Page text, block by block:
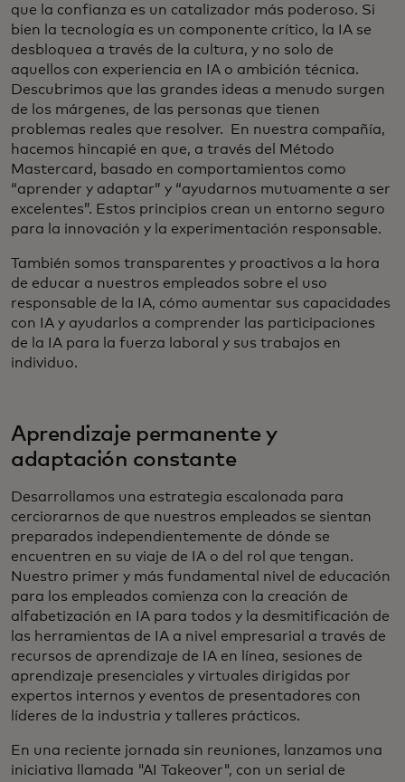
que la confianza es un catalizador más poderoso. Si
bien la tecnología es un componente crítico, la IA se
desbloquea a través de la cultura, y no solo de
aquellos con experiencia en IA o ambición técnica.
Descubrimos que las grandes ideas a menudo surgen
de los márgenes, de las personas que tienen
problemas reales que resolver. En nuestra compañía,
hacemos hincapié en que, a través del Método
Mastercard, basado en comportamientos como
“aprender y adaptar” y “ayudarnos mutuamente a ser
excelentes”. Estos principios crean un entorno seguro
para la innovación y la experimentación responsable.
También somos transparentes y proactivos a la hora
de educar a nuestros empleados sobre el uso
responsable de la IA, cómo aumentar sus capacidades
con IA y ayudarlos a comprender las participaciones
de la IA para la fuerza laboral y sus trabajos en
individuo.
Aprendizaje permanente y
adaptación constante
Desarrollamos una estrategia escalonada para
cerciorarnos de que nuestros empleados se sientan
preparados independientemente de dónde se
encuentren en su viaje de IA o del rol que tengan.
Nuestro primer y más fundamental nivel de educación
para los empleados comienza con la creación de
alfabetización en IA para todos y la desmitificación de
las herramientas de IA a nivel empresarial a través de
recursos de aprendizaje de IA en línea, sesiones de
aprendizaje presenciales y virtuales dirigidas por
expertos internos y eventos de presentadores con
líderes de la industria y talleres prácticos.
En una reciente jornada sin reuniones, lanzamos una
iniciativa llamada "AI Takeover", con un serial de